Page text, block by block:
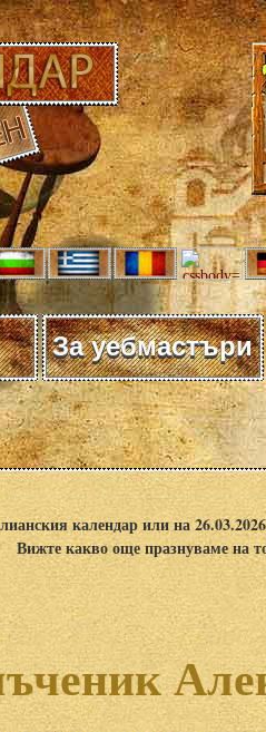
За уебмастъри
календар или на
Вижте какво още празнуваме на